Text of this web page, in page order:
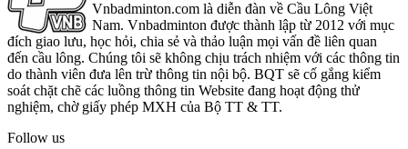
Vnbadminton.com là diễn đàn về Cầu Lông Việt
Nam. Vnbadminton được thành lập từ 2012 với mục
đích giao lưu, học hỏi, chia sẻ và thảo luận mọi vấn đề liên quan
đến cầu lông. Chúng tôi sẽ không chịu trách nhiệm với các thông tin
do thành viên đưa lên trừ thông tin nội bộ. BQT sẽ cố gắng kiểm
soát chặt chẽ các luồng thông tin Website đang hoạt động thử
nghiệm, chờ giấy phép MXH của Bộ TT & TT.
Follow us